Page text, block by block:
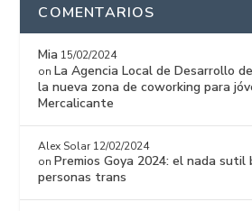
COMENTARIOS
Mia 15/02/2024
on La Agencia Local de Desarrollo
la nueva zona de coworking para
Mercalicante
Alex Solar 12/02/2024
on Premios Goya 2024: el nada sutil
personas trans